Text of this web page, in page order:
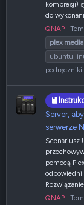
kompresji)
do
QNAP
plex media
ubuntu
podręczniki
Server,
serwerze
Scenariusz
pomocą
odpowiedni
QNAP